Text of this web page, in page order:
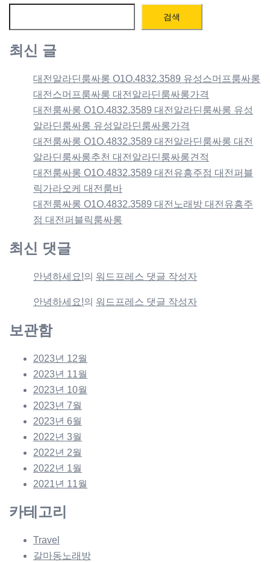
검색
최신 글
대전알라딘룸싸롱 O1O.4832.3589 유성스머프룸싸롱
대전스머프룸싸롱 대전알라딘룸싸롱가격
대전룸싸롱 O1O.4832.3589 대전알라딘룸싸롱 유성
알라딘룸싸롱 유성알라딘룸싸롱가격
대전룸싸롱 O1O.4832.3589 대전알라딘룸싸롱 대전
알라딘룸싸롱추천 대전알라딘룸싸롱견적
대전룸싸롱 O1O.4832.3589 대전유흥주점 대전퍼블
릭가라오케 대전룸바
대전룸싸롱 O1O.4832.3589 대전노래방 대전유흥주
점 대전퍼블릭룸싸롱
최신 댓글
안녕하세요!의 워드프레스 댓글 작성자
안녕하세요!의 워드프레스 댓글 작성자
보관함
2023년 12월
2023년 11월
2023년 10월
2023년 7월
2023년 6월
2022년 3월
2022년 2월
2022년 1월
2021년 11월
카테고리
Travel
갈마동노래방